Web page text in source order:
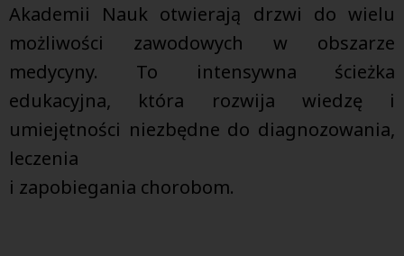
Akademii Nauk otwierają drzwi do wielu
możliwości zawodowych w obszarze
medycyny. To intensywna ścieżka
edukacyjna, która rozwija wiedzę i
umiejętności niezbędne do diagnozowania,
leczenia
i zapobiegania chorobom.